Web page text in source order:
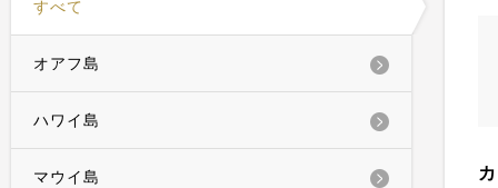
すべて
オアフ島
ハワイ島
マウイ島